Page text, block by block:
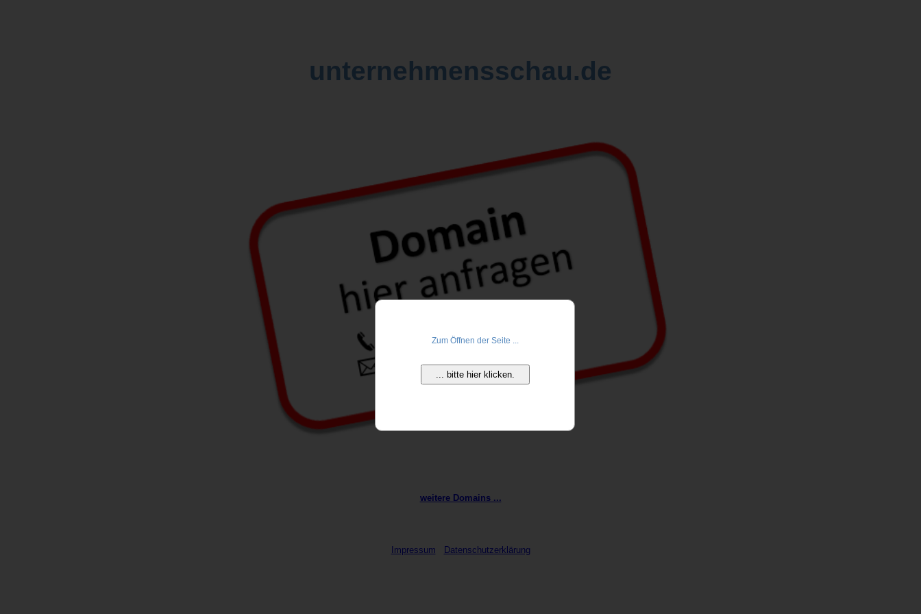
unternehmensschau.de
weitere Domains ...
Impressum Datenschutzerklärung
Zum Öffnen der Seite ...
... bitte hier klicken.